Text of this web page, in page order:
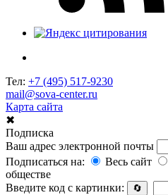
Тел: +7 (495) 517-9230
mail@sova-center.ru
Карта сайта
✖
Подписка
Ваш адрес электронной почты
Подписаться на:
Весь сайт
обществе
Введите код с картинки:
🔄